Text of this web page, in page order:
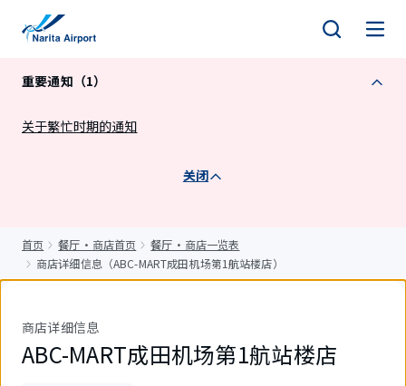
重要通知（1）
关于繁忙时期的通知
关闭
首页 餐厅・商店首页
餐厅・商店一览表
商店详细信息（ABC-MART成田机场第1航站楼店）
商店详细信息
ABC-MART成田机场第1航站楼店